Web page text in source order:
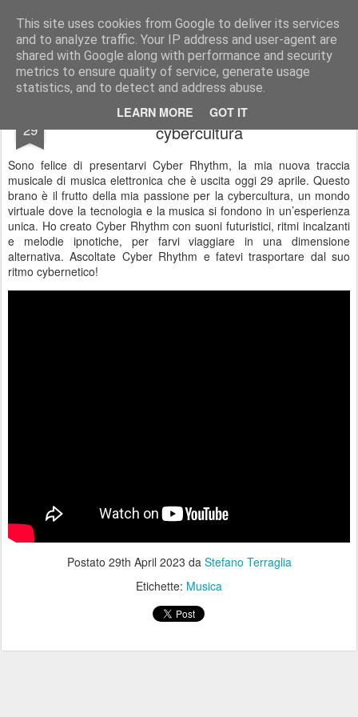
This site uses cookies from Google to deliver its services
and to analyze traffic. Your IP address and user-agent are
shared with Google along with performance and security
metrics to ensure quality of service, generate usage
statistics, and to detect and address abuse.
LEARN MORE GOT IT
Stefano Terraglia Creazioni
Pages
29
Cyber Rhythm: Due salti nella
cybercultura
Sono felice di presentarvi Cyber Rhythm, la mia nuova traccia
musicale di musica elettronica che è uscita oggi 29 aprile. Questo
brano è il frutto della mia passione per la cybercultura, un mondo
virtuale dove la tecnologia e la musica si fondono in un’esperienza
unica. Ho creato Cyber Rhythm con suoni futuristici, ritmi incalzanti
e melodie ipnotiche, per farvi viaggiare in una dimensione
alternativa. Ascoltate Cyber Rhythm e fatevi trasportare dal suo
ritmo cybernetico!
Postato 29th April 2023 da Stefano Terraglia
Etichette: Musica